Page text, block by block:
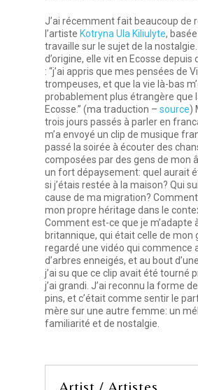
J’ai récemment fait beaucoup de
l’artiste Kotryna Ula Kiliulyte,
travaille sur le sujet de la
d’origine, elle vit en Ecosse depuis
: “j’ai appris que mes pensées de
trompeuses, et que la vie là-bas
probablement plus étrangère que
Ecosse.” (ma traduction – source)
trois jours passés à parler en
m’a envoyé un clip de musique
passé la soirée à écouter des
composées par des gens de mon
un fort dépaysement: quel aurait
si j’étais restée à la maison? Qui
cause de ma migration?
mon propre héritage dans le
Comment est-ce que je m’adapte
britannique, qui était celle de mon
regardé une vidéo qui commence
d’arbres enneigés, et au bout
j’ai su que ce clip avait été tourné
j’ai grandi. J’ai reconnu la forme
pins, et c’était comme sentir le
mère sur une autre femme: un
familiarité et de nostalgie.
Artist / Artistes